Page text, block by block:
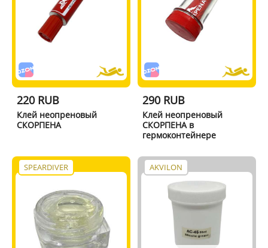
220 RUB
Клей неопреновый
СКОРПЕНА
290 RUB
Клей неопреновый
СКОРПЕНА в
гермоконтейнере
SPEARDIVER AKVILON